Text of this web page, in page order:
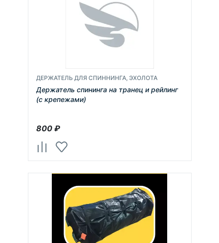
ДЕРЖАТЕЛЬ ДЛЯ СПИННИНГА, ЭХОЛОТА
Держатель спининга на транец и рейлинг
(с крепежами)
800₽